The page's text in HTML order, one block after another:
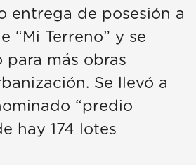
entrega de posesión a
“Mi Terreno” y se
más obras
Se llevó a
“predio
hay 174 lotes